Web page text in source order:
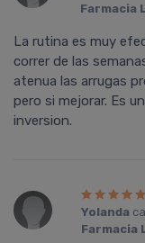
Farmacia
La rutina es muy
correr de las
atenua las arrugas
pero si mejorar. Es
inversion.
Yolanda
Farmacia